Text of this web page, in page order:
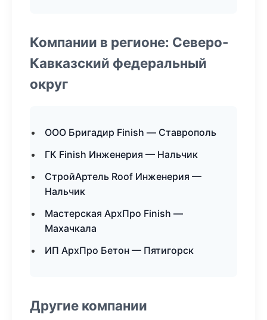
Компании в регионе: Северо-
Кавказский федеральный
округ
ООО Бригадир Finish — Ставрополь
ГК Finish Инженерия — Нальчик
СтройАртель Roof Инженерия —
Нальчик
Мастерская АрхПро Finish —
Махачкала
ИП АрхПро Бетон — Пятигорск
Другие компании